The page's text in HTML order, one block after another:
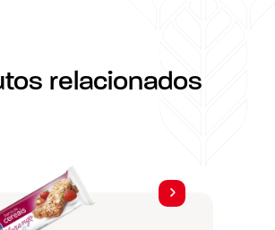
relacionados